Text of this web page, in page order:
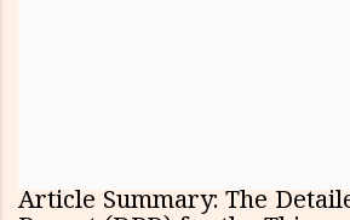
Article Summary: The